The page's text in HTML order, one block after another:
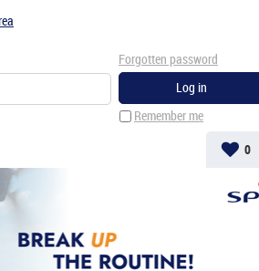
Remember me
Forgotten password
0